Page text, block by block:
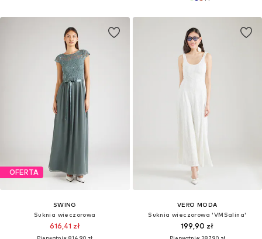
OFERTA
SWING
Suknia wieczorowa
616,41 zł
VERO MODA
Suknia wieczorowa 'VMSalina'
199,90 zł